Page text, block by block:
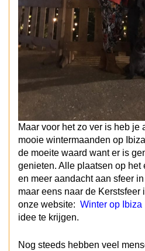
Maar voor het zo ver is heb je
mooie wintermaanden op
de moeite waard want er is
genieten. Alle plaatsen op het
en meer aandacht aan sfeer
maar eens naar de Kerstsfeer
onze website: Winter op Ibiza
idee te krijgen.
Nog steeds hebben veel